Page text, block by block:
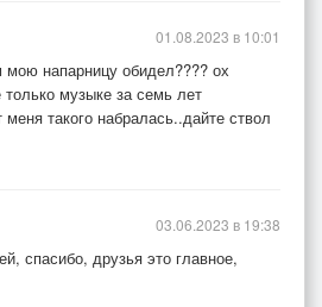
мою напарницу обидел???? ох
только музыке за семь лет
меня такого набралась..дайте ствол
01.08.2023 в 10:01
спасибо, друзья это главное,
03.06.2023 в 19:38